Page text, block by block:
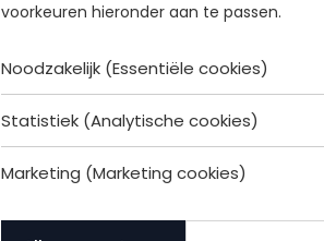
voorkeuren hieronder aan te passen.
Noodzakelijk (Essentiële cookies)
Statistiek (Analytische cookies)
Marketing (Marketing cookies)